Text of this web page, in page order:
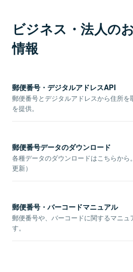
ビジネス・法人の
情報
郵便番号・デジタルアドレスAPI
郵便番号とデジタルアドレスから住所を
を提供。
郵便番号データのダウンロード
各種データのダウンロードはこちらから
更新）
郵便番号・バーコードマニュアル
郵便番号や、バーコードに関するマニュ
す。